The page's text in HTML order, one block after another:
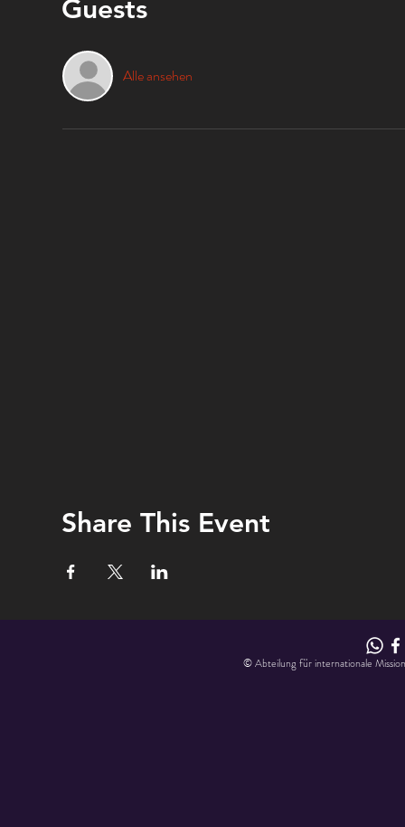
Guests
Alle ansehen
Share This Event
© Abteilung für internationale